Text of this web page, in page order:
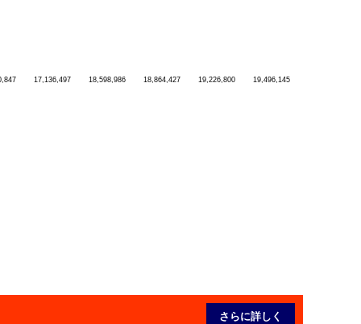
17,136,497 18,598,986 18,864,427 19,226,800 19,496,145
さらに詳しく